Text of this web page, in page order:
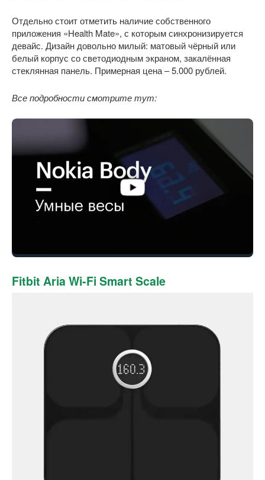
Отдельно стоит отметить наличие собственного
приложения «Health Mate», с которым синхронизируется
девайс. Дизайн довольно милый: матовый чёрный или
белый корпус со светодиодным экраном, закалённая
стеклянная панель. Примерная цена – 5.000 рублей.
Все подробности смотрите тут:
Fitbit Aria Wi-Fi Smart Scale